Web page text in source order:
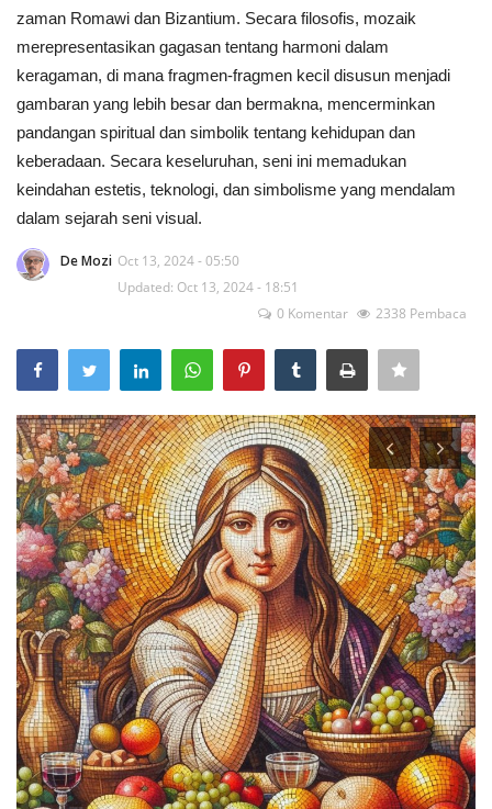
Kontak
zaman Romawi dan Bizantium. Secara filosofis, mozaik
merepresentasikan gagasan tentang harmoni dalam
keragaman, di mana fragmen-fragmen kecil disusun menjadi
gambaran yang lebih besar dan bermakna, mencerminkan
pandangan spiritual dan simbolik tentang kehidupan dan
keberadaan. Secara keseluruhan, seni ini memadukan
keindahan estetis, teknologi, dan simbolisme yang mendalam
dalam sejarah seni visual.
De Mozi Oct 13, 2024 - 05:50
Updated: Oct 13, 2024 - 18:51
0 Komentar
2338 Pembaca